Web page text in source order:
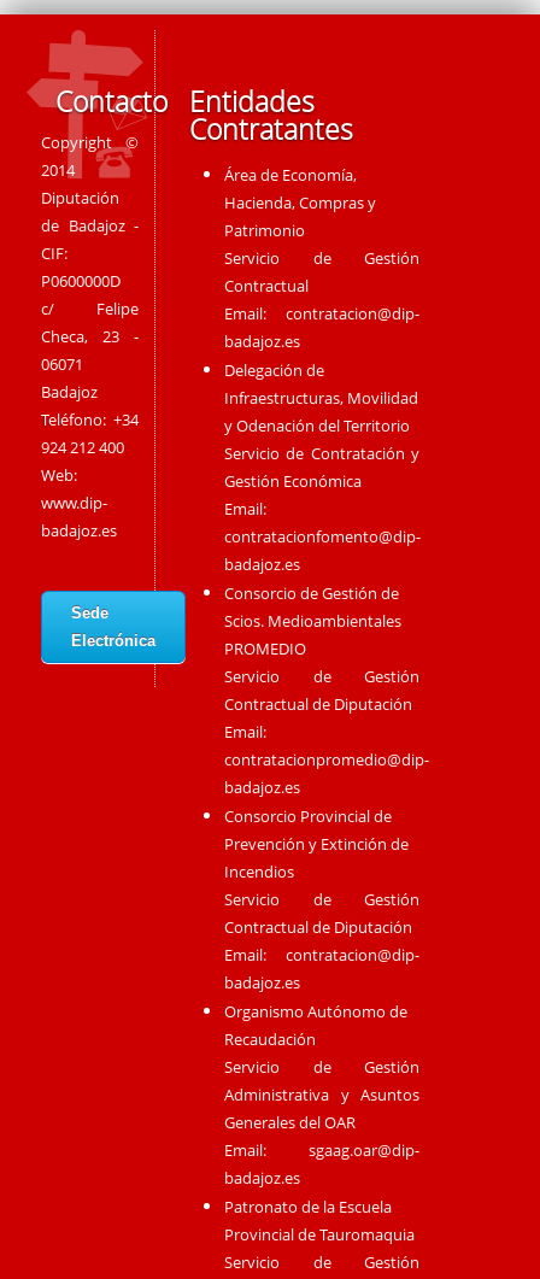
Contacto
Copyright ©
2014
Diputación
de Badajoz -
CIF:
P0600000D
c/ Felipe
Checa, 23 -
06071
Badajoz
Teléfono: +34
924 212 400
Web:
www.dip-
badajoz.es
Sede
Electrónica
Entidades
Contratantes
Área de Economía,
Hacienda, Compras y
Patrimonio
Servicio de Gestión
Contractual
Email:contratacion@dip-
badajoz.es
Delegación de
Infraestructuras, Movilidad
y Odenación del Territorio
Servicio de Contratación y
Gestión Económica
Email:
contratacionfomento@dip-
badajoz.es
Consorcio de Gestión de
Scios. Medioambientales
PROMEDIO
Servicio de Gestión
Contractual de Diputación
Email:
contratacionpromedio@dip-
badajoz.es
Consorcio Provincial de
Prevención y Extinción de
Incendios
Servicio de Gestión
Contractual de Diputación
Email:contratacion@dip-
badajoz.es
Organismo Autónomo de
Recaudación
Servicio de Gestión
Administrativa y Asuntos
Generales del OAR
Email:sgaag.oar@dip-
badajoz.es
Patronato de la Escuela
Provincial de Tauromaquia
Servicio de Gestión